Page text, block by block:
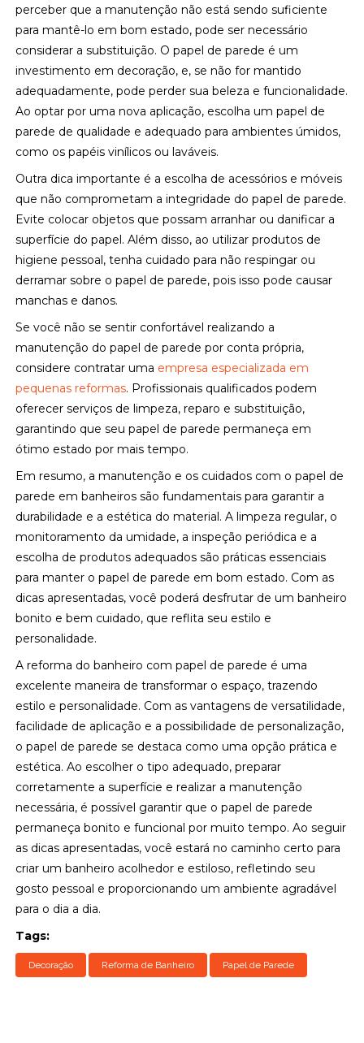
perceber que a manutenção não está sendo suficiente
para mantê-lo em bom estado, pode ser necessário
considerar a substituição. O papel de parede é um
investimento em decoração, e, se não for mantido
adequadamente, pode perder sua beleza e funcionalidade.
Ao optar por uma nova aplicação, escolha um papel de
parede de qualidade e adequado para ambientes úmidos,
como os papéis vinílicos ou laváveis.
Outra dica importante é a escolha de acessórios e móveis
que não comprometam a integridade do papel de parede.
Evite colocar objetos que possam arranhar ou danificar a
superfície do papel. Além disso, ao utilizar produtos de
higiene pessoal, tenha cuidado para não respingar ou
derramar sobre o papel de parede, pois isso pode causar
manchas e danos.
Se você não se sentir confortável realizando a
manutenção do papel de parede por conta própria,
considere contratar uma empresa especializada em
pequenas reformas. Profissionais qualificados podem
oferecer serviços de limpeza, reparo e substituição,
garantindo que seu papel de parede permaneça em
ótimo estado por mais tempo.
Em resumo, a manutenção e os cuidados com o papel de
parede em banheiros são fundamentais para garantir a
durabilidade e a estética do material. A limpeza regular, o
monitoramento da umidade, a inspeção periódica e a
escolha de produtos adequados são práticas essenciais
para manter o papel de parede em bom estado. Com as
dicas apresentadas, você poderá desfrutar de um banheiro
bonito e bem cuidado, que reflita seu estilo e
personalidade.
A reforma do banheiro com papel de parede é uma
excelente maneira de transformar o espaço, trazendo
estilo e personalidade. Com as vantagens de versatilidade,
facilidade de aplicação e a possibilidade de personalização,
o papel de parede se destaca como uma opção prática e
estética. Ao escolher o tipo adequado, preparar
corretamente a superfície e realizar a manutenção
necessária, é possível garantir que o papel de parede
permaneça bonito e funcional por muito tempo. Ao seguir
as dicas apresentadas, você estará no caminho certo para
criar um banheiro acolhedor e estiloso, refletindo seu
gosto pessoal e proporcionando um ambiente agradável
para o dia a dia.
Tags:
Decoração Reforma de Banheiro Papel de Parede